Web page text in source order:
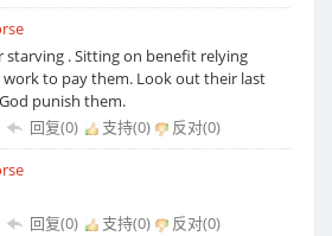
starving . Sitting on benefit relying
to pay them. Look out their last
punish them.
回复(0) 支持(0) 反对(0)
回复(0) 支持(0) 反对(0)